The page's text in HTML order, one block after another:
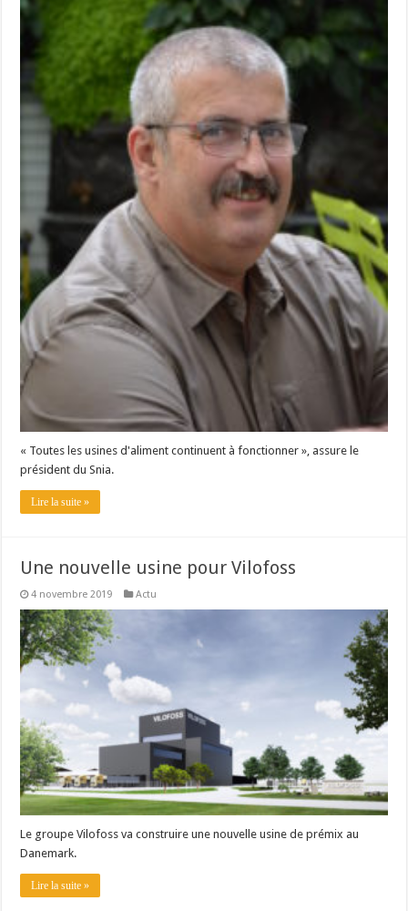
« Toutes les usines d'aliment continuent à fonctionner », assure le
président du Snia.
Lire la suite »
Une nouvelle usine pour Vilofoss
4 novembre 2019 Actu
Le groupe Vilofoss va construire une nouvelle usine de prémix au
Danemark.
Lire la suite »